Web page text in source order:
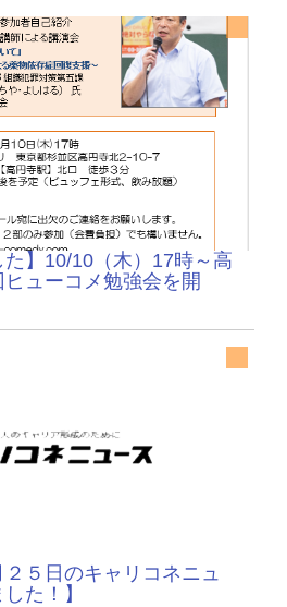
た】10/10（木）17時～高
ューコメ勉強会を開
２５日のキャリコネニュ
た！】